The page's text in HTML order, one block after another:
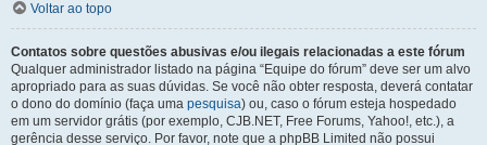
Voltar ao topo
Contatos sobre questões abusivas e/ou ilegais relacionadas a este fórum
Qualquer administrador listado na página “Equipe do fórum” deve ser um alvo
apropriado para as suas dúvidas. Se você não obter resposta, deverá contatar
o dono do domínio (faça uma pesquisa) ou, caso o fórum esteja hospedado
em um servidor grátis (por exemplo, CJB.NET, Free Forums, Yahoo!, etc.), a
gerência desse serviço. Por favor, note que a phpBB Limited não possui